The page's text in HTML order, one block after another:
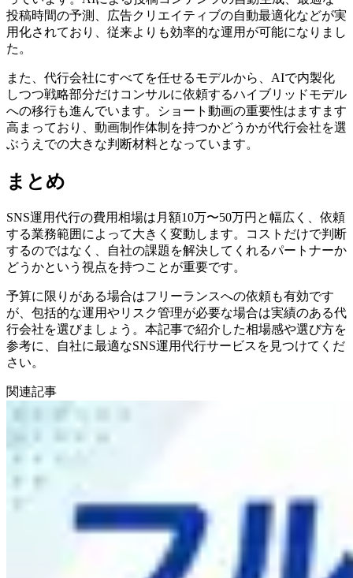
投稿時間の予測、広告クリエイティブの自動最適化などが実
用化されており、従来よりも効率的な運用が可能になりまし
た。
また、代行会社にすべてを任せるモデルから、AIで内製化
しつつ戦略部分だけコンサルに依頼するハイブリッドモデル
への移行も進んでいます。ショート動画の重要性はますます
高まっており、動画制作体制を持つかどうかが代行会社を選
ぶうえでの大きな判断材料となっています。
まとめ
SNS運用代行の費用相場は月額10万〜50万円と幅広く、依頼
する業務範囲によって大きく変動します。コストだけで判断
するのではなく、自社の課題を解決してくれるパートナーか
どうかという視点を持つことが重要です。
予算に限りがある場合はフリーランスへの依頼も有効です
が、包括的な運用やリスク管理が必要な場合は実績のある代
行会社を選びましょう。本記事で紹介した相場感や選び方を
参考に、自社に最適なSNS運用代行サービスを見つけてくだ
さい。
関連記事